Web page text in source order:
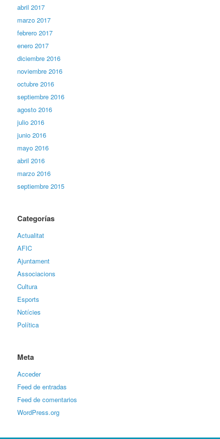
abril 2017
marzo 2017
febrero 2017
enero 2017
diciembre 2016
noviembre 2016
octubre 2016
septiembre 2016
agosto 2016
julio 2016
junio 2016
mayo 2016
abril 2016
marzo 2016
septiembre 2015
Categorías
Actualitat
AFIC
Ajuntament
Associacions
Cultura
Esports
Notícies
Política
Meta
Acceder
Feed de entradas
Feed de comentarios
WordPress.org